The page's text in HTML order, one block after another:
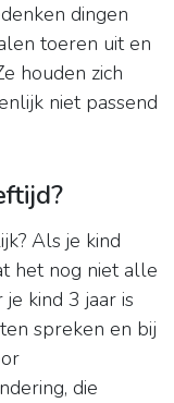
dingen
toeren uit en
houden zich
niet passend
Als je kind
het nog niet alle
kind 3 jaar is
spreken en bij
die